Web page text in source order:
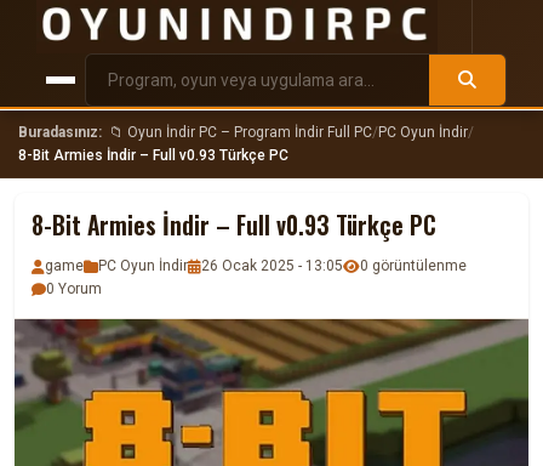
Buradasınız: 📁 Oyun İndir PC – Program İndir Full PC/PC Oyun İndir/
8-Bit Armies İndir – Full v0.93 Türkçe PC
8-Bit Armies İndir – Full v0.93 Türkçe PC
game PC Oyun İndir 26 Ocak 2025 - 13:05
0 görüntülenme
0 Yorum